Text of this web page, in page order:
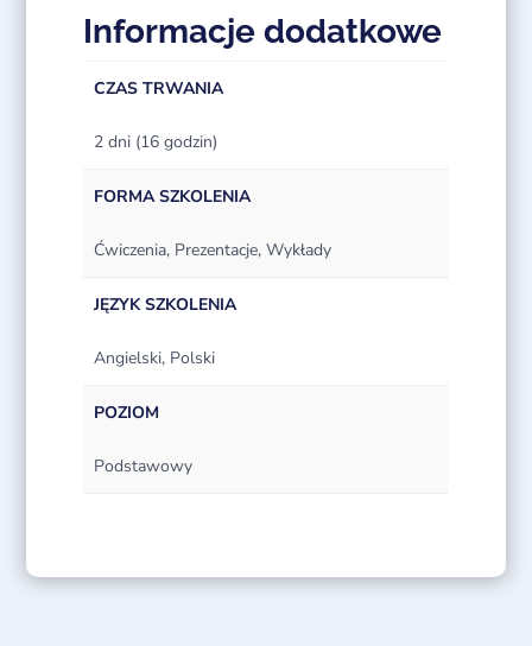
Informacje dodatkowe
CZAS TRWANIA
2 dni (16 godzin)
FORMA SZKOLENIA
Ćwiczenia, Prezentacje, Wykłady
JĘZYK SZKOLENIA
Angielski, Polski
POZIOM
Podstawowy